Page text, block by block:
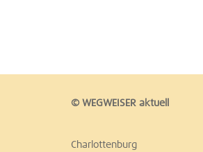
© WEGWEISER aktuell
Charlottenburg